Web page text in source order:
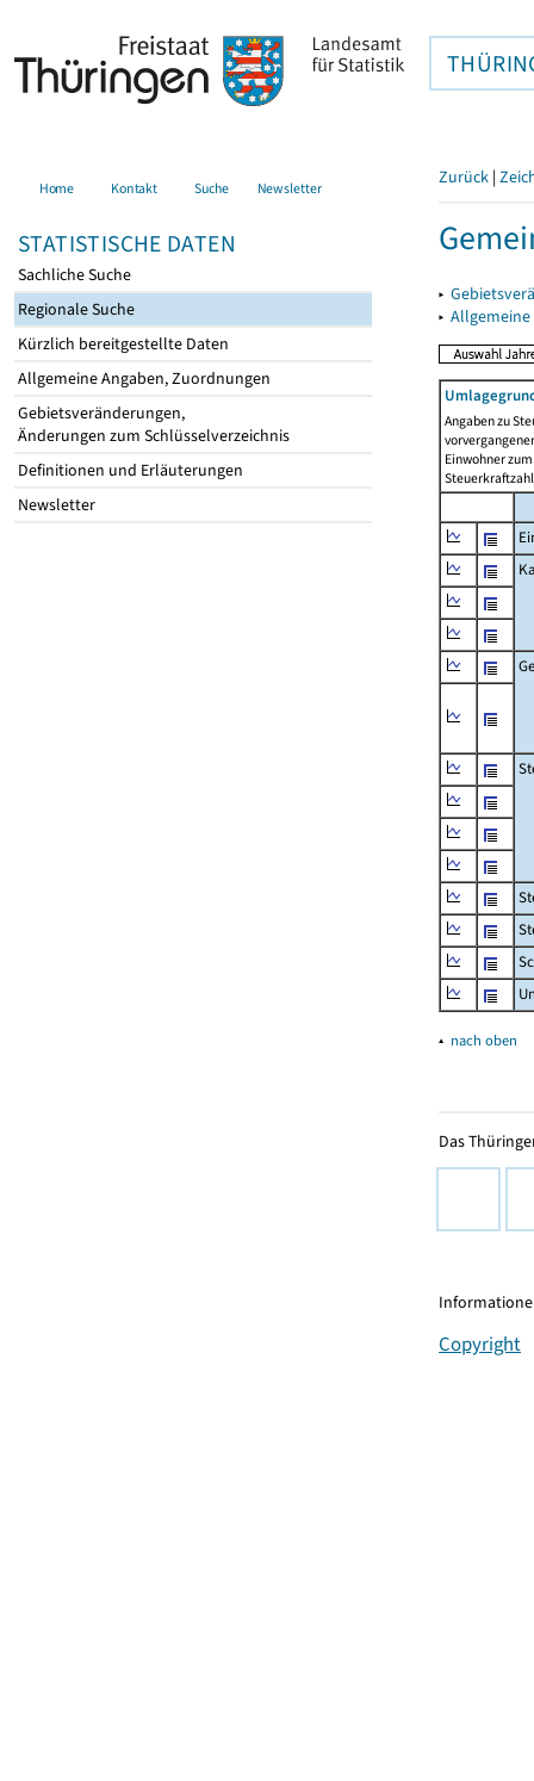
Home Kontakt Suche Newsletter
STATISTISCHE DATEN
Sachliche Suche
Regionale Suche
Kürzlich bereitgestellte Daten
Allgemeine Angaben, Zuordnungen
Gebietsveränderungen,
Änderungen zum Schlüsselverzeichnis
Definitionen und Erläuterungen
Newsletter
Zurück |
▸
▸
Angaben zu
Einwohner
▴ nach oben
Das
Copyright